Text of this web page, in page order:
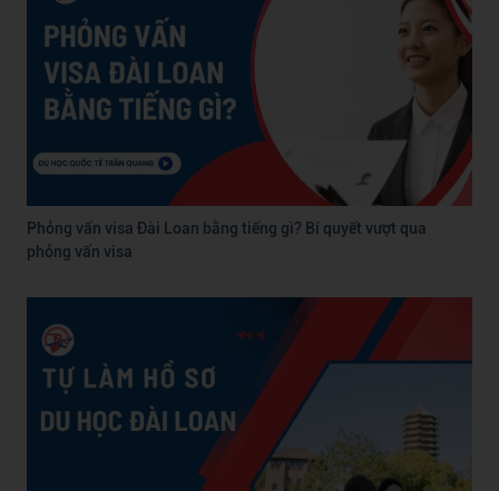
Phỏng vấn visa Đài Loan bằng tiếng gì? Bí quyết vượt qua
phỏng vấn visa